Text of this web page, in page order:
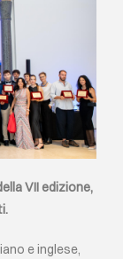
VII edizione,
e inglese,